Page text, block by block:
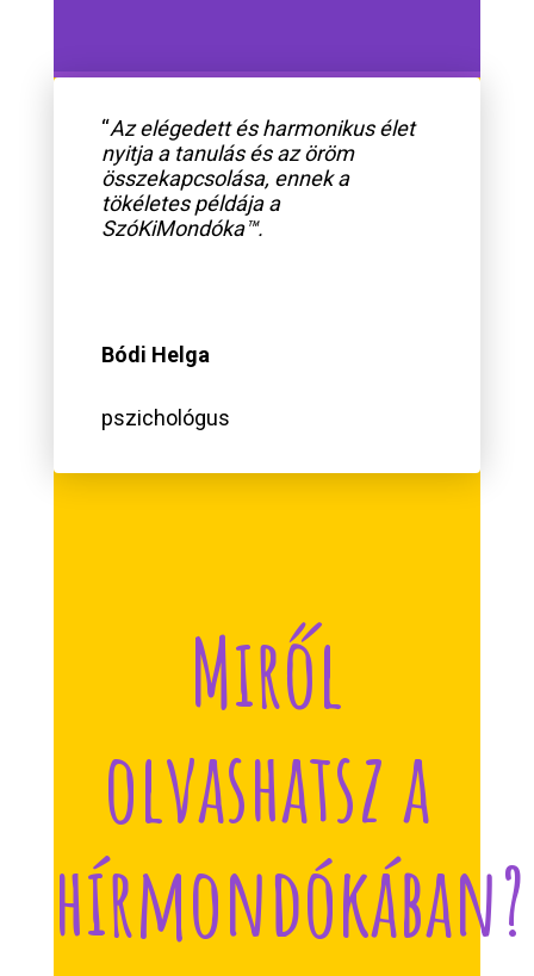
“Az elégedett és harmonikus élet
nyitja a tanulás és az öröm
összekapcsolása, ennek a
tökéletes példája a
SzóKiMondóka™.
Bódi Helga
pszichológus
Miről
olvashatsz a
hírmondókában?